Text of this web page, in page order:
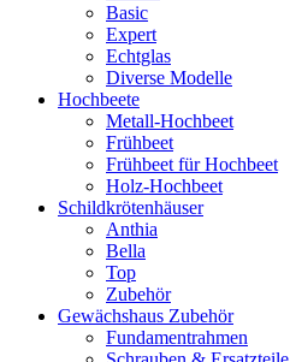
Basic
Expert
Echtglas
Diverse Modelle
Hochbeete
Metall-Hochbeet
Frühbeet
Frühbeet für Hochbeet
Holz-Hochbeet
Schildkrötenhäuser
Anthia
Bella
Top
Zubehör
Gewächshaus Zubehör
Fundamentrahmen